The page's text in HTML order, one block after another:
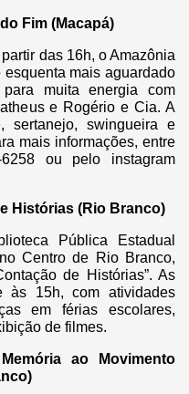
Fim (Macapá)
das 16h, o Amazônia
mais aguardado
muita energia com
e Rogério e Cia. A
sertanejo, swingueira e
mais informações, entre
ou pelo instagram
Histórias (Rio Branco)
Pública Estadual
Centro de Rio Branco,
de Histórias”. As
às 15h, com atividades
em férias escolares,
de filmes.
ao Movimento